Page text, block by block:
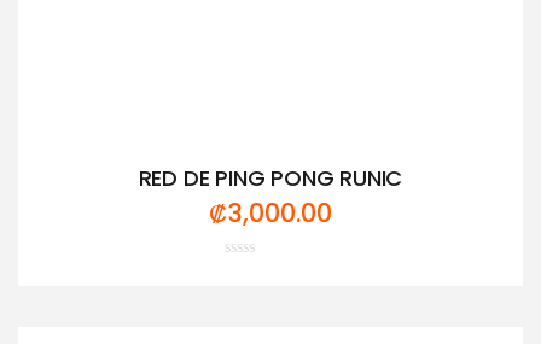
RED DE PING PONG RUNIC
₡3,000.00